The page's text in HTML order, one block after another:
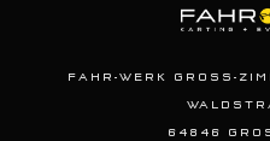
FAHR-WERK GROSS-
64846